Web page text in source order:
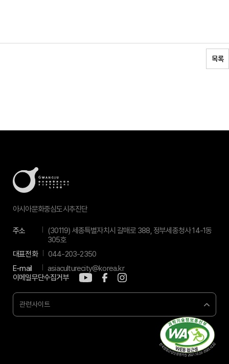
목록
아시아문화중심도시추진단
주소
(30119) 세종특별자치시 갈매로 388, 정부세종청사 14-1동
305호
대표전화
044-203-2350
E-mail
asiaculturecity@korea.kr
이메일무단수집거부
관련사이트